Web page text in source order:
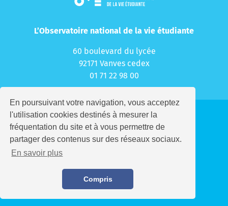
En poursuivant votre navigation, vous acceptez
l'utilisation cookies destinés à mesurer la
fréquentation du site et à vous permettre de
partager des contenus sur des réseaux sociaux.
En savoir plus
Compris
Ressources documentaires
Prix de l’OVE
EUROSTUDENT
Nous contacter
Nous suivre
L’Observatoire national de la vie étudiante
60 boulevard du lycée
92171 Vanves cedex
01 71 22 98 00
Recrutement
Partenaires
Politique de confidentialité